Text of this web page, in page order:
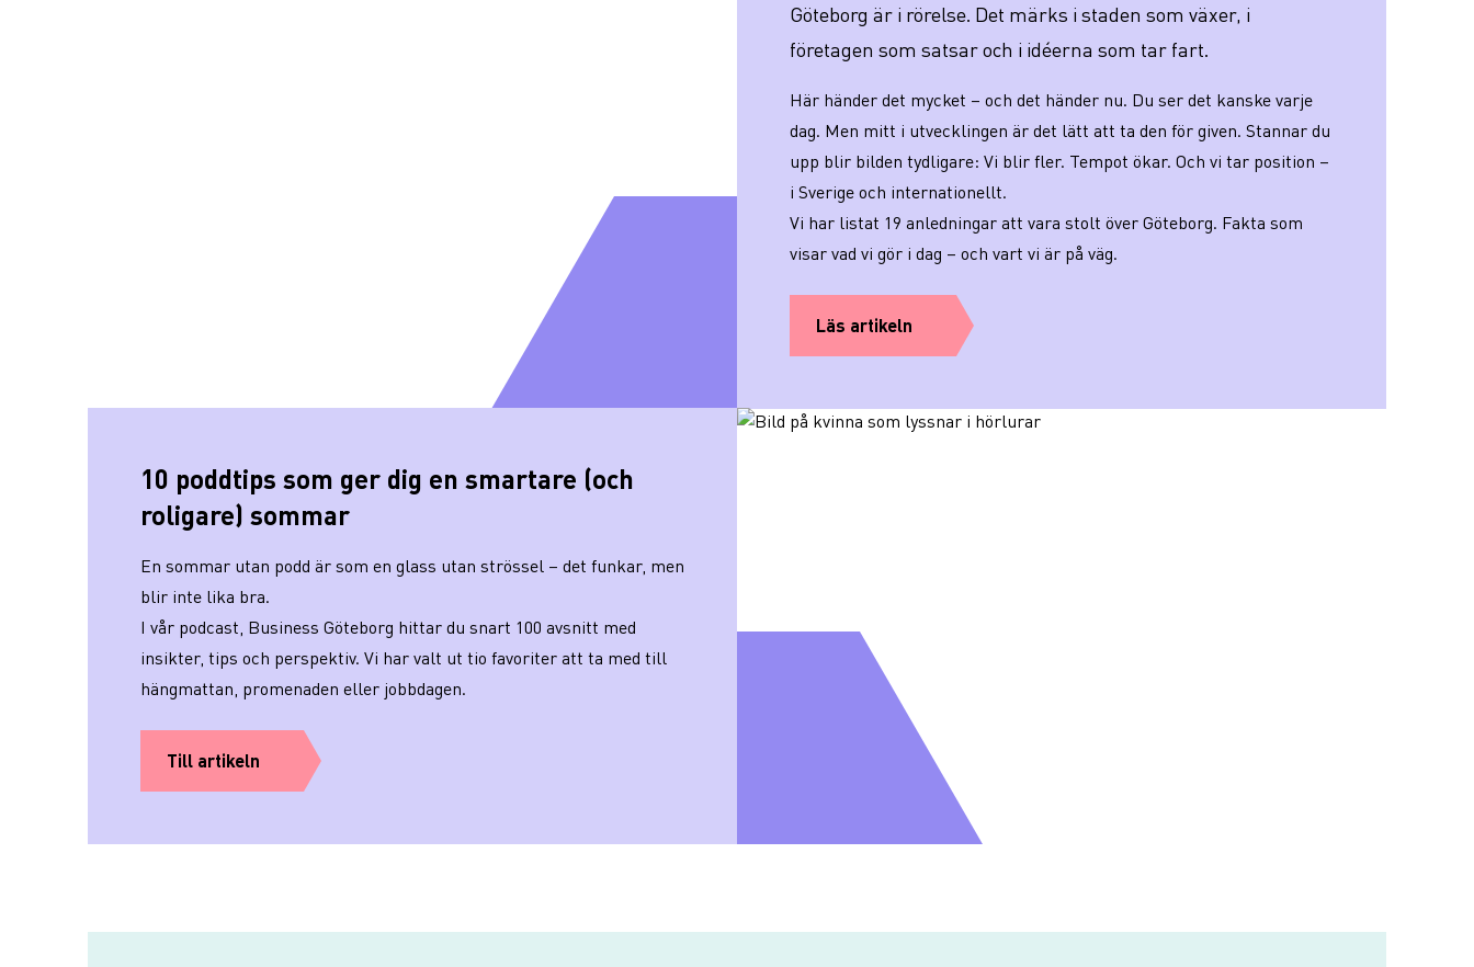
Göteborg är i rörelse. Det märks i staden som växer, i
företagen som satsar och i idéerna som tar fart.
Här händer det mycket – och det händer nu. Du ser det kanske varje
dag. Men mitt i utvecklingen är det lätt att ta den för given. Stannar du
upp blir bilden tydligare: Vi blir fler. Tempot ökar. Och vi tar position –
i Sverige och internationellt.
Vi har listat 19 anledningar att vara stolt över Göteborg. Fakta som
visar vad vi gör i dag – och vart vi är på väg.
Läs artikeln
10 poddtips som ger dig en smartare (och
roligare) sommar
En sommar utan podd är som en glass utan strössel – det funkar, men
blir inte lika bra.
I vår podcast, Business Göteborg hittar du snart 100 avsnitt med
insikter, tips och perspektiv. Vi har valt ut tio favoriter att ta med till
hängmattan, promenaden eller jobbdagen.
Till artikeln